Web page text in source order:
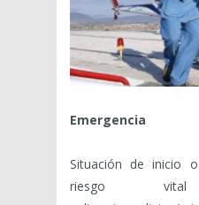
Emergencia
Situación de inicio
riesgo